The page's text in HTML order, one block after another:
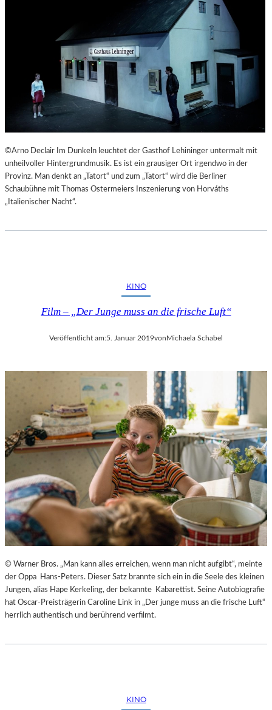
©Arno Declair Im Dunkeln leuchtet der Gasthof Lehininger untermalt mit
unheilvoller Hintergrundmusik. Es ist ein grausiger Ort irgendwo in der
Provinz. Man denkt an „Tatort“ und zum „Tatort“ wird die Berliner
Schaubühne mit Thomas Ostermeiers Inszenierung von Horváths
„Italienischer Nacht“.
KINO
Film – „Der Junge muss an die frische Luft“
Veröffentlicht am:5. Januar 2019vonMichaela Schabel
© Warner Bros. „Man kann alles erreichen, wenn man nicht aufgibt“, meinte
der Oppa Hans-Peters. Dieser Satz brannte sich ein in die Seele des kleinen
Jungen, alias Hape Kerkeling, der bekannte Kabarettist. Seine Autobiografie
hat Oscar-Preisträgerin Caroline Link in „Der junge muss an die frische Luft“
herrlich authentisch und berührend verfilmt.
KINO